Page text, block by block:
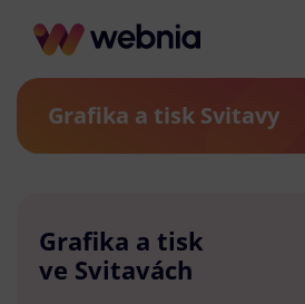
Grafika a tisk Svitavy
Grafika a tisk
ve Svitavách